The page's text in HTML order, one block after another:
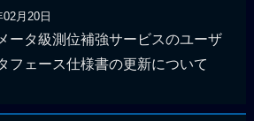
02月20日
ータ級測位補強サービスのユーザ
フェース仕様書の更新について